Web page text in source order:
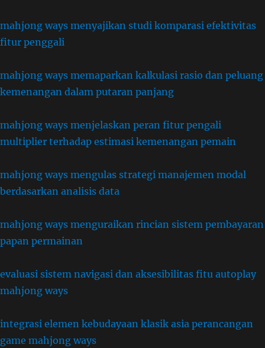
mahjong ways menyajikan studi komparasi efektivitas
fitur penggali
mahjong ways memaparkan kalkulasi rasio dan peluang
kemenangan dalam putaran panjang
mahjong ways menjelaskan peran fitur pengali
multiplier terhadap estimasi kemenangan pemain
mahjong ways mengulas strategi manajemen modal
berdasarkan analisis data
mahjong ways menguraikan rincian sistem pembayaran
papan permainan
evaluasi sistem navigasi dan aksesibilitas fitu autoplay
mahjong ways
integrasi elemen kebudayaan klasik asia perancangan
game mahjong ways